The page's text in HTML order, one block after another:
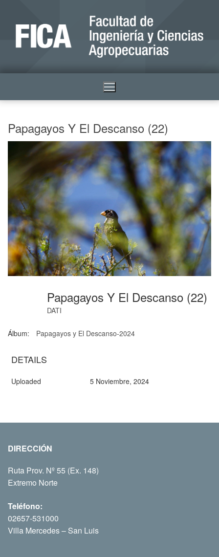
Papagayos Y El Descanso (22)
Papagayos Y El Descanso (22)
DATI
Álbum: Papagayos y El Descanso-2024
DETAILS
Uploaded 5 Noviembre, 2024
DIRECCIÓN
Ruta Prov. Nº 55 (Ex. 148)
Extremo Norte
Teléfono:
02657-531000
Villa Mercedes – San Luis